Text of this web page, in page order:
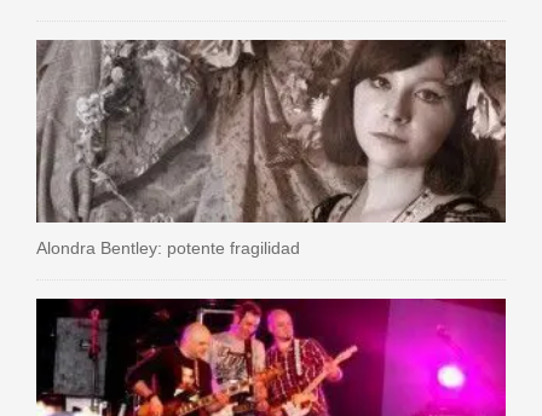
Alondra Bentley: potente fragilidad